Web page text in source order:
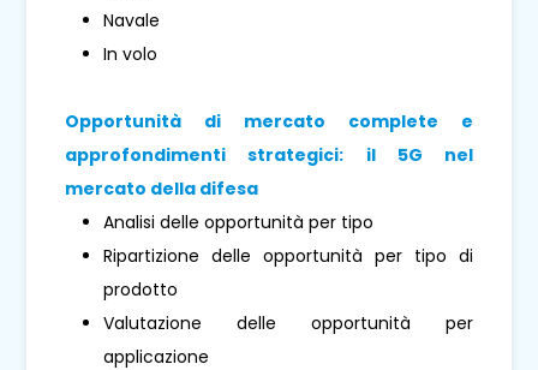
Navale
In volo
Opportunità di mercato complete e
approfondimenti strategici: il 5G nel
mercato della difesa
Analisi delle opportunità per tipo
Ripartizione delle opportunità per tipo di
prodotto
Valutazione delle opportunità per
applicazione